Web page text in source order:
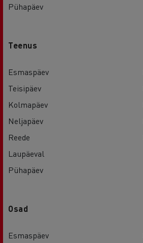
Pühapäev
Teenus
Esmaspäev
Teisipäev
Kolmapäev
Neljapäev
Reede
Laupäeval
Pühapäev
Osad
Esmaspäev